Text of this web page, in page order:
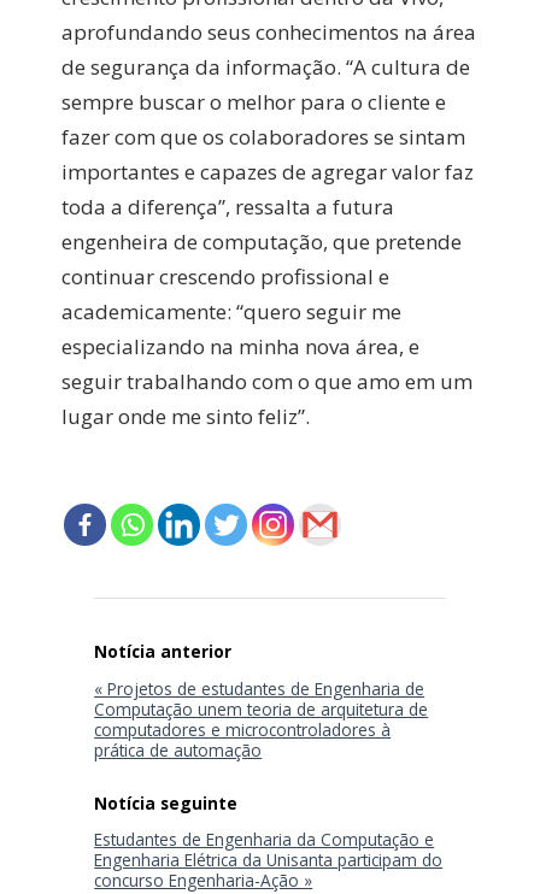
aprofundando seus conhecimentos na área
de segurança da informação. “A cultura de
sempre buscar o melhor para o cliente e
fazer com que os colaboradores se sintam
importantes e capazes de agregar valor faz
toda a diferença”, ressalta a futura
engenheira de computação, que pretende
continuar crescendo profissional e
academicamente: “quero seguir me
especializando na minha nova área, e
seguir trabalhando com o que amo em um
lugar onde me sinto feliz”.
de
Post
« Projetos de estudantes de Engenharia de
Computação unem teoria de arquitetura de
computadores e microcontroladores à
prática de automação
Estudantes de Engenharia da Computação e
Engenharia Elétrica da Unisanta participam do
concurso Engenharia-Ação »